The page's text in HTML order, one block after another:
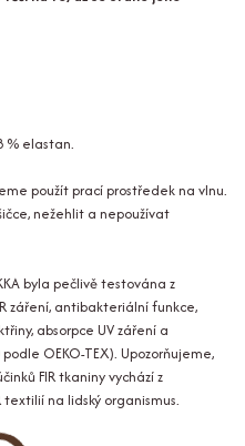
% elastan.
použít prací prostředek na vlnu.
nežehlit a nepoužívat
byla pečlivě testována z
záření, antibakteriální funkce,
absorpce UV záření a
OEKO-TEX). Upozorňujeme,
FIR tkaniny vychází z
na lidský organismus.